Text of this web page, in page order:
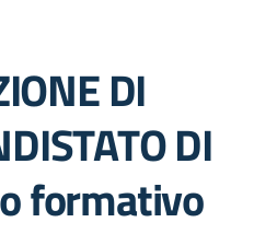
DI
DI
formativo